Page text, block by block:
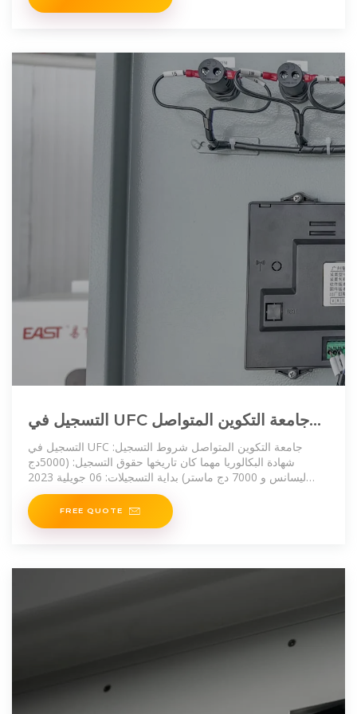
التسجيل في UFC جامعة التكوين المتواصل
2023-2024التسجيل في UFC جامعة التكوين المتواصل شروط التسجيل:
شهادة البكالوريا مهما كان تاريخها حقوق التسجيل: (5000دج
ليسانس و 7000 دج ماستر) بداية التسجيلات: 06 جويلية 2023
ملف التسجيل لتحضير شهادة ليسانس وماستر عن بعد: ملف
شهادة ليسانس
FREE QUOTE